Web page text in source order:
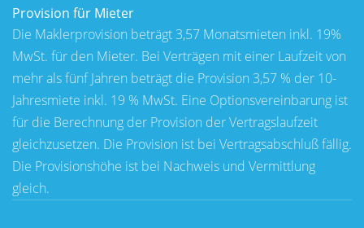
Provision für Mieter
Die Maklerprovision beträgt 3,57 Monatsmieten inkl. 19%
MwSt. für den Mieter. Bei Verträgen mit einer Laufzeit von
mehr als fünf Jahren beträgt die Provision 3,57 % der 10-
Jahresmiete inkl. 19 % MwSt. Eine Optionsvereinbarung ist
für die Berechnung der Provision der Vertragslaufzeit
gleichzusetzen. Die Provision ist bei Vertragsabschluß fällig.
Die Provisionshöhe ist bei Nachweis und Vermittlung
gleich.